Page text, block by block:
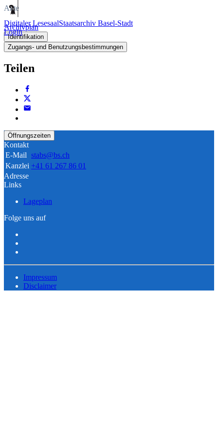
Digitaler LesesaalStaatsarchiv Basel-Stadt
Login
Akte
Archivplan
Identifikation
Zugangs- und Benutzungsbestimmungen
Teilen
Öffnungszeiten
Kontakt
E-Mail stabs@bs.ch
Kanzlei +41 61 267 86 01
Adresse
Links
Lageplan
Folge uns auf
Impressum
Disclaimer